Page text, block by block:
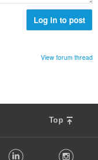
Log in to post
View forum thread
Top
LinkedIn